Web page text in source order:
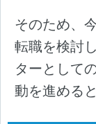
そのため、
転職を検討
ターとして
動を進める